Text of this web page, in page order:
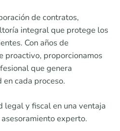
de contratos,
integral que protege los
Con años de
proactivo, proporcionamos
que genera
cada proceso.
legal y fiscal en una ventaja
experto.